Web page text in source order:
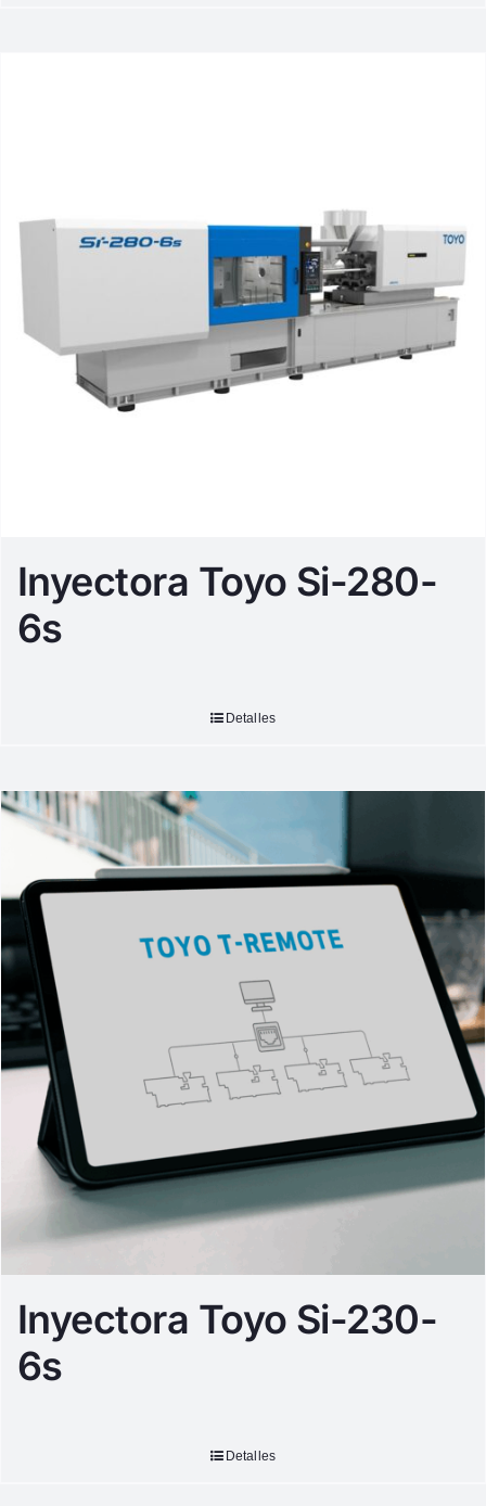
Inyectora Toyo Si-280-
6s
Detalles
Inyectora Toyo Si-230-
6s
Detalles